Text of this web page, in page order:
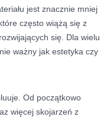
jest znacznie mniej
często wiążą się z
się. Dla wielu
ważny jak estetyka czy
Od początkowo
więcej skojarzeń z